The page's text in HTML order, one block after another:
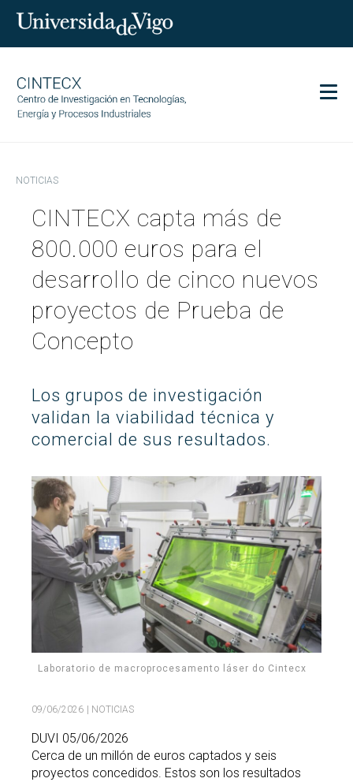
Investigación
Transferencia
Servicios
Ciencia y sociedad
Igualdad
GL EN Search
por:
BUSCAR
Twitter InstagramYoutubeLinkedin
NOTICIAS
CINTECX capta más de
800.000 euros para el
desarrollo de cinco nuevos
proyectos de Prueba de
Concepto
Los grupos de investigación
validan la viabilidad técnica y
comercial de sus resultados.
Laboratorio de macroprocesamento láser do Cintecx
09/06/2026 | NOTICIAS
DUVI 05/06/2026
Cerca de un millón de euros captados y seis
proyectos concedidos. Estos son los resultados